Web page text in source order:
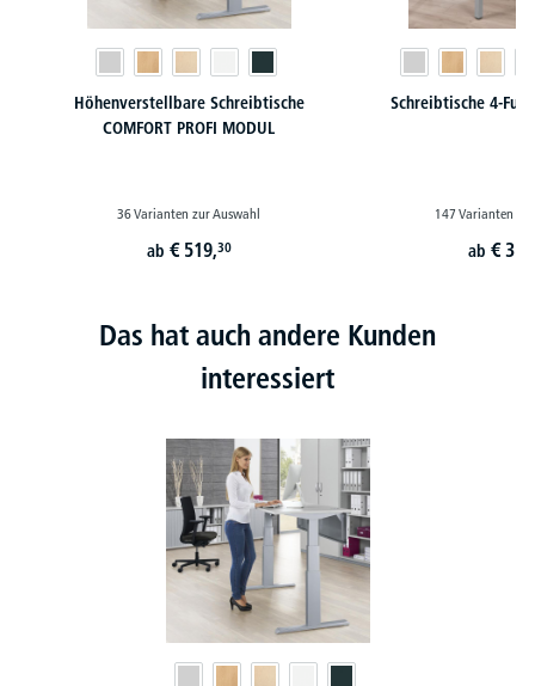
Höhenverstellbare Schreibtische
COMFORT PROFI MODUL
36 Varianten zur Auswahl
ab € 519,30
Schreibtische 4-Fuß
147 Varianten
ab €
Das hat auch andere Kunden
interessiert